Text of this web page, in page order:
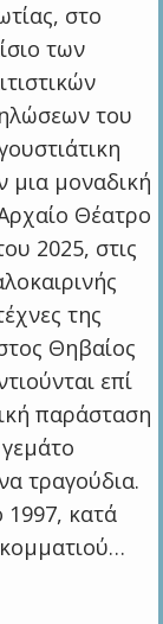
στο
των
του
μια μοναδική
Θέατρο
2025, στις
της
Θηβαίος
επί
παράσταση
τραγούδια.
1997, κατά